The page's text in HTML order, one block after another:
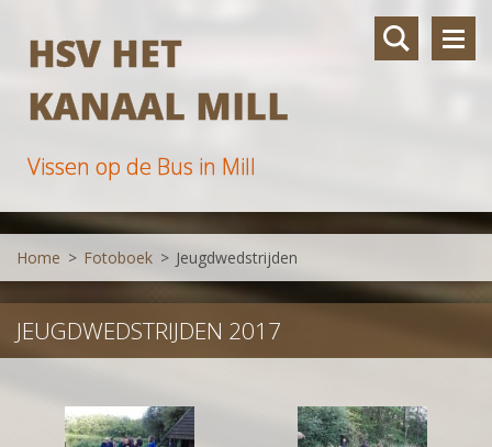
HSV HET
KANAAL MILL
Vissen op de Bus in Mill
Home > Fotoboek > Jeugdwedstrijden
JEUGDWEDSTRIJDEN 2017